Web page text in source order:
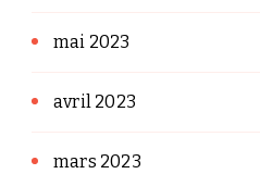
mai 2023
avril 2023
mars 2023